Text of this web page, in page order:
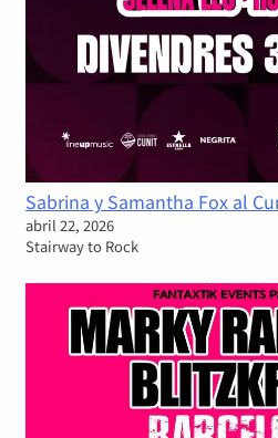
Sabrina y Samantha Fox al
abril 22, 2026
Stairway to Rock